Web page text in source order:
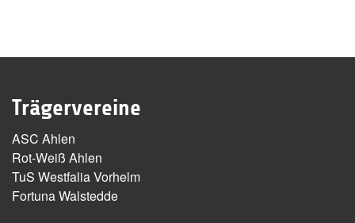
Trägervereine
ASC Ahlen
Rot-Weiß Ahlen
TuS Westfalia Vorhelm
Fortuna Walstedde